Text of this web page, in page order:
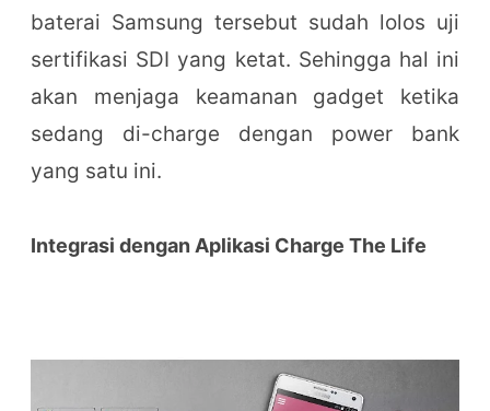
baterai Samsung tersebut sudah lolos uji
sertifikasi SDI yang ketat. Sehingga hal ini
akan menjaga keamanan gadget ketika
sedang di-charge dengan power bank
yang satu ini.
Integrasi dengan Aplikasi Charge The Life